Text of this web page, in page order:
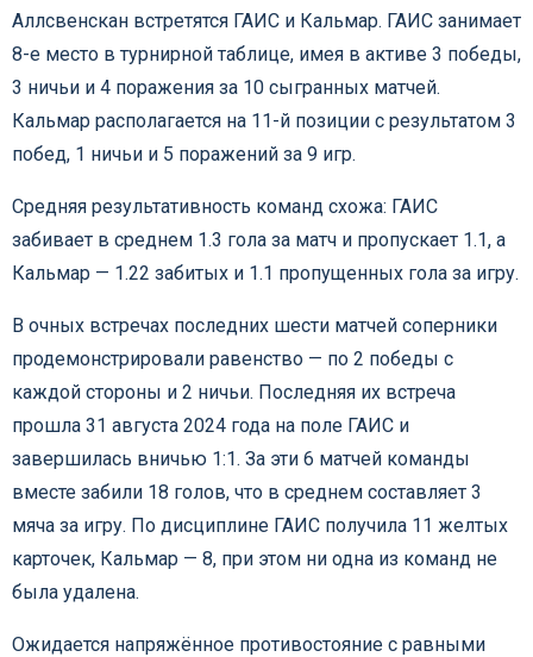
Аллсвенскан встретятся ГАИС и Кальмар. ГАИС занимает
8-е место в турнирной таблице, имея в активе 3 победы,
3 ничьи и 4 поражения за 10 сыгранных матчей.
Кальмар располагается на 11-й позиции с результатом 3
побед, 1 ничьи и 5 поражений за 9 игр.
Средняя результативность команд схожа: ГАИС
забивает в среднем 1.3 гола за матч и пропускает 1.1, а
Кальмар — 1.22 забитых и 1.1 пропущенных гола за игру.
В очных встречах последних шести матчей соперники
продемонстрировали равенство — по 2 победы с
каждой стороны и 2 ничьи. Последняя их встреча
прошла 31 августа 2024 года на поле ГАИС и
завершилась вничью 1:1. За эти 6 матчей команды
вместе забили 18 голов, что в среднем составляет 3
мяча за игру. По дисциплине ГАИС получила 11 желтых
карточек, Кальмар — 8, при этом ни одна из команд не
была удалена.
Ожидается напряжённое противостояние с равными